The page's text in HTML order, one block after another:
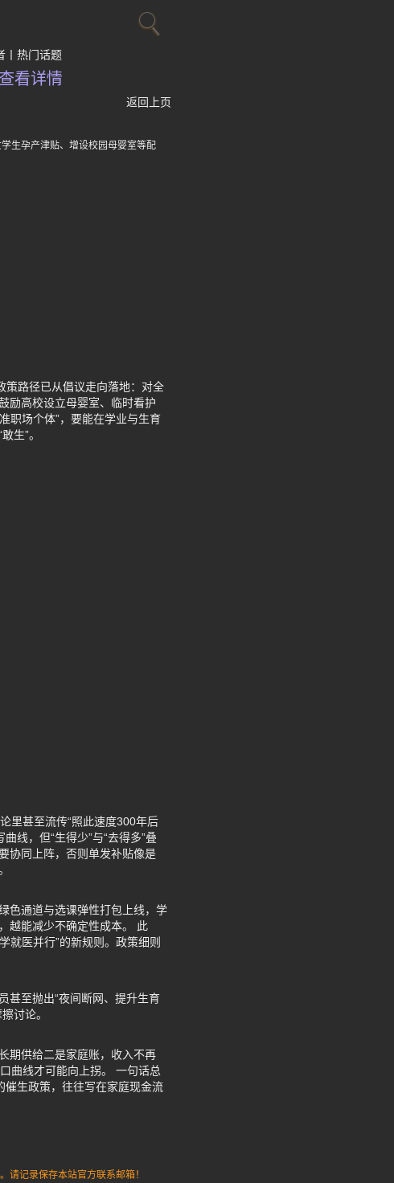
热门话题
看详情
返回上页
生孕产津贴、增设校园母婴室等配
策路径已从倡议走向落地：对全
励高校设立母婴室、临时看护
职场个体”，要能在学业与生育
生”。
里甚至流传“照此速度300年后
线，但“生得少”与“去得多”叠
协同上阵，否则单发补贴像是
色通道与选课弹性打包上线，学
越能减少不确定性成本。 此
就医并行”的新规则。政策细则
甚至抛出“夜间断网、提升生育
讨论。
期供给二是家庭账，收入不再
曲线才可能向上拐。 一句话总
催生政策，往往写在家庭现金流
请记录保存本站官方联系邮箱！